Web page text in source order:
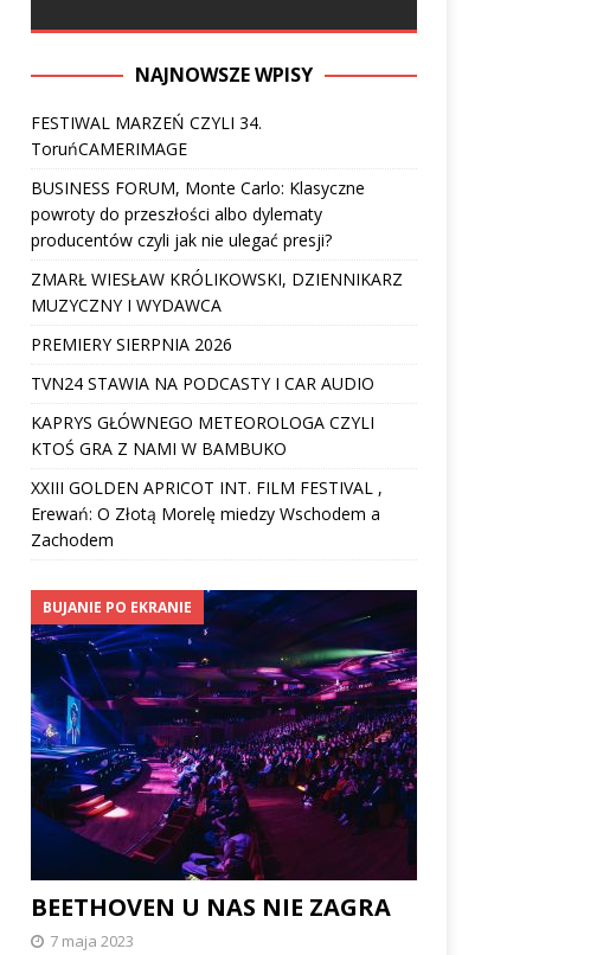
NAJNOWSZE WPISY
FESTIWAL MARZEŃ CZYLI 34.
ToruńCAMERIMAGE
BUSINESS FORUM, Monte Carlo: Klasyczne
powroty do przeszłości albo dylematy
producentów czyli jak nie ulegać presji?
ZMARŁ WIESŁAW KRÓLIKOWSKI, DZIENNIKARZ
MUZYCZNY I WYDAWCA
PREMIERY SIERPNIA 2026
TVN24 STAWIA NA PODCASTY I CAR AUDIO
KAPRYS GŁÓWNEGO METEOROLOGA CZYLI
KTOŚ GRA Z NAMI W BAMBUKO
XXIII GOLDEN APRICOT INT. FILM FESTIVAL ,
Erewań: O Złotą Morelę miedzy Wschodem a
Zachodem
BUJANIE PO EKRANIE
BEETHOVEN U NAS NIE ZAGRA
7 maja 2023